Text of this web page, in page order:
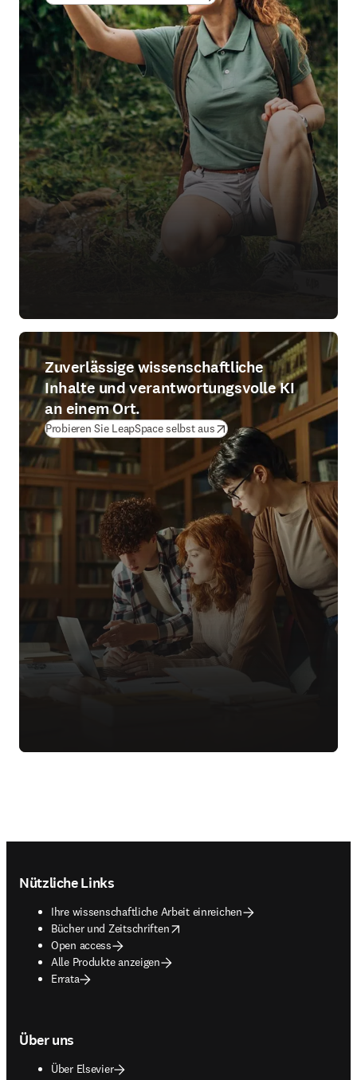
Zuverlässige wissenschaftliche
Inhalte und verantwortungsvolle KI
an einem Ort.
Probieren Sie LeapSpace selbst aus(Wird in neuem Tab/Fenster
Nützliche Links
Ihre wissenschaftliche Arbeit einreichen
Bücher und Zeitschriften
opens in new tab/window
Open access
Alle Produkte anzeigen
Errata
Über uns
Über Elsevier